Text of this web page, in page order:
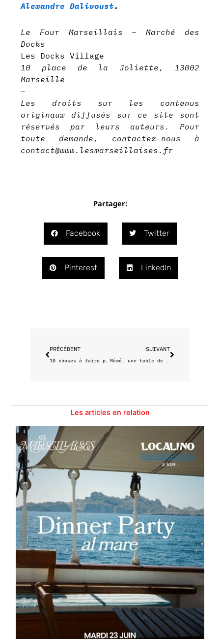
Alexandre Dalivoust.
Le Four Marseillais – Marché des
Docks
Les Docks Village
10 place de la Joliette, 13002
Marseille
–
Les droits sur les contenus
originaux diffusés sur ce site sont
réservés par leurs auteurs. Pour
toute demande, contactez-nous à
contact@www.lesmarseillaises.fr
Partager:
Facebook Twitter
Pinterest LinkedIn
PRÉCÉDENT
10 choses à faire pour bien commencer le mois de mars à Marseille
SUIVANT
Mémé, une table de caractère !
Les articles en relation